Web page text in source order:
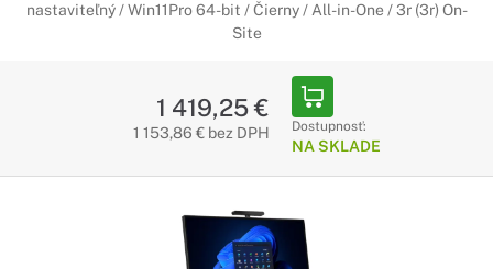
nastaviteľný / Win11Pro 64-bit / Čierny / All-in-One / 3r (3r) On-
Site
1 419,25 €
1 153,86 € bez DPH Dostupnosť:
NA SKLADE